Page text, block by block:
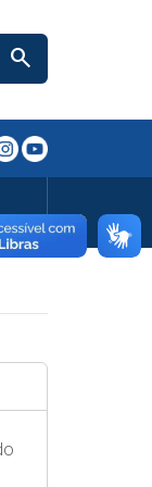
search